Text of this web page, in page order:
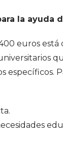
la ayuda
euros está
específicos.